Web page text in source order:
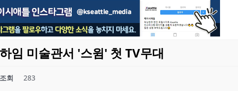
임 미술관서 '스윔' 첫 TV무대
조회 283